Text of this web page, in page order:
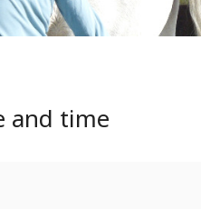
and time